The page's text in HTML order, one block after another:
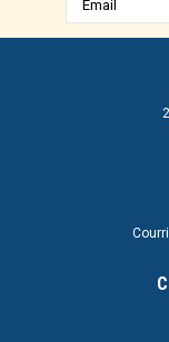
e-